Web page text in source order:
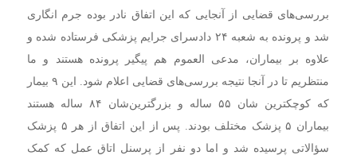
بررسی‌های قضایی از آنجایی که این اتفاق نادر بوده جرم انگاری
شد و پرونده به شعبه ۲۴ دادسرای جرایم پزشکی فرستاده شده و
علاوه بر بیماران، مدعی العموم هم پیگیر پرونده هستند و ما
منتظریم تا در آنجا نتیجه بررسی‌های قضایی اعلام شود. این ۹ بیمار
که کوچکترین شان ۵۵ ساله و بزرگترین‌شان ۸۴ ساله هستند
بیماران ۵ پزشک مختلف بودند. پس از این اتفاق از هر ۵ پزشک
سؤالاتی پرسیده شد و اما دو نفر از پرسنل اتاق عمل که کمک